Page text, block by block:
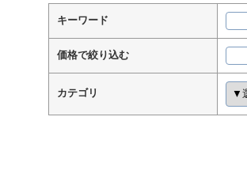
キーワード
価格で絞り込む
カテゴリ